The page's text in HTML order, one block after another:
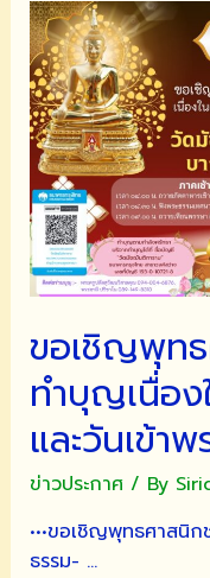
ร่วม
ฟัง
เทศน์
และ
เป็น
เจ้า
ภาพ
เทศน์
มหาชาติ
สืบสาน
และ
ปลูก
ศรัทธา
แก่
พุทธศาสนิกชน
ให้
ตระหนัก
ถึง
ขอเชิญพุท
ทำบุญเนื่อง
และวันเข้า
ข่าวประกาศ/ By
•••ขอเชิญพุทธศาสนิ
ธรรม- …